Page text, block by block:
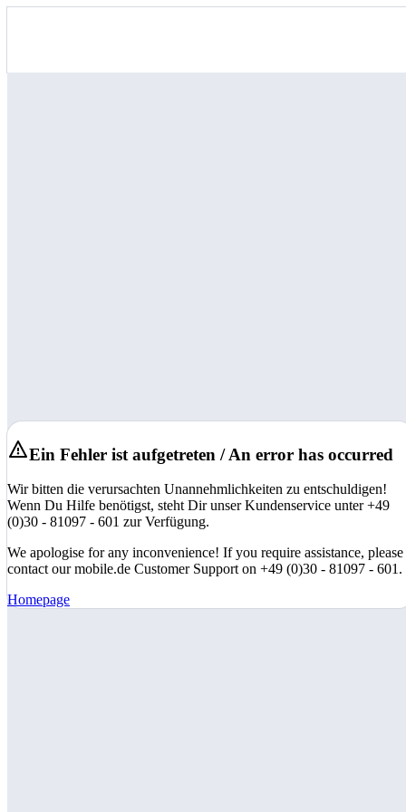
Ein Fehler ist aufgetreten / An error has occurred
Wir bitten die verursachten Unannehmlichkeiten zu entschuldigen!
Wenn Du Hilfe benötigst, steht Dir unser Kundenservice unter +49
(0)30 - 81097 - 601 zur Verfügung.
We apologise for any inconvenience! If you require assistance, please
contact our mobile.de Customer Support on +49 (0)30 - 81097 - 601.
Homepage